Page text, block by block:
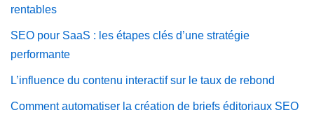
rentables
SEO pour SaaS : les étapes clés d’une stratégie
performante
L’influence du contenu interactif sur le taux de rebond
Comment automatiser la création de briefs éditoriaux SEO